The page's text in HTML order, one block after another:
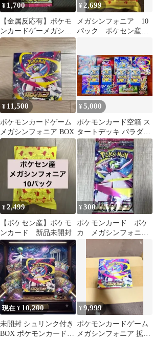
¥ 1,700
【金属反応有】ポケモ
ンカードゲーメガシン
フォニア 1パック
¥ 2,699
メガシンフォニア 10
パック ポケセン産
¥ 11,500
ポケモンカードゲーム
メガシンフォニア BOX
¥5,000
ポケモンカード空箱 ス
タートデッキ パラダイ
ムトリガー 超電 ロ
ケット団 メガ
¥2,499
【ポケセン産】ポケモ
ンカード 新品未開封
¥300
ポケモンカード ポケ
カ メガシンフォニア1
パック 1p バラパック
現在 ¥ 10,200
未開封 シュリンク付き
BOX ポケモンカードゲ
¥9,999
ポケモンカードゲーム
メガシンフォニア 拡張